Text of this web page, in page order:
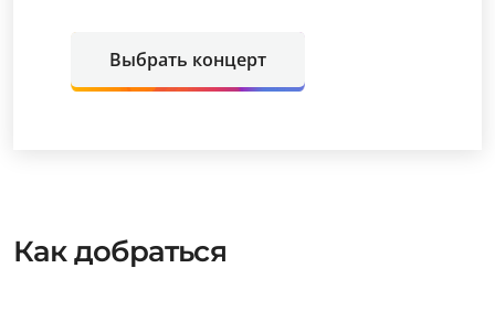
Выбрать концерт
Как добраться